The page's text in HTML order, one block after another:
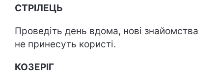
СТРІЛЕЦЬ
Проведіть день вдома, нові знайомства
не принесуть користі.
КОЗЕРІГ